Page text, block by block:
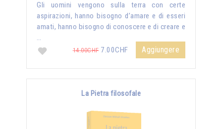
Gli uomini vengono sulla terra con certe
aspirazioni, hanno bisogno d’amare e di esseri
amati, hanno bisogno di conoscere e di creare e
…
14.00CHF7.00CHF Aggiungere
La Pietra filosofale